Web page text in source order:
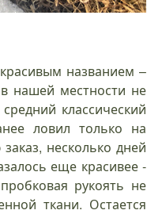
названием –
нашей местности не
классический
ловил только на
несколько дней
еще красивее -
рукоять не
ткани. Остается